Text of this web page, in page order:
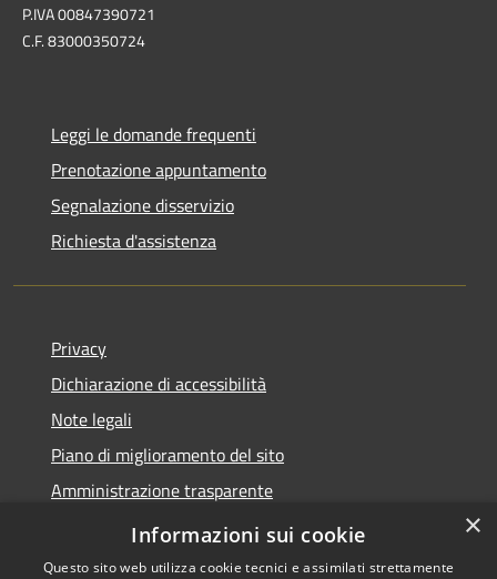
P.IVA 00847390721
C.F. 83000350724
Leggi le domande frequenti
Prenotazione appuntamento
Segnalazione disservizio
Richiesta d'assistenza
Privacy
Dichiarazione di accessibilità
Note legali
Piano di miglioramento del sito
Amministrazione trasparente
Albo Pretorio
×
Informazioni sui cookie
Questo sito web utilizza cookie tecnici e assimilati strettamente